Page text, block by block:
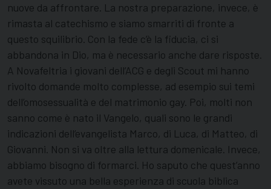
nuove da affrontare. La nostra preparazione, invece, è
rimasta al catechismo e siamo smarriti di fronte a
questo squilibrio. Con la fede c’è la fiducia, ci si
abbandona in Dio, ma è necessario anche dare risposte.
A Novafeltria i giovani dell’ACG e degli Scout mi hanno
rivolto domande molto complesse, ad esempio sui temi
dell’omosessualità e del matrimonio gay. Poi, molti non
sanno come è nato il Vangelo, quali sono le grandi
indicazioni dell’evangelista Marco, di Luca, di Matteo, di
Giovanni. Non si va oltre alla lettura domenicale. Invece,
abbiamo bisogno di formarci. Ho saputo che quest’anno
avete vissuto una bella esperienza di scuola biblica